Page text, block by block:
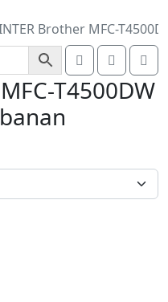
Brother MFC-
Account
T4500DW